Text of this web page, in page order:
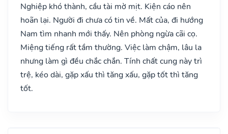
Nghiệp khó thành, cầu tài mờ mịt. Kiện cáo nên
hoãn lại. Người đi chưa có tin về. Mất của, đi hướng
Nam tìm nhanh mới thấy. Nên phòng ngừa cãi cọ.
Miệng tiếng rất tầm thường. Việc làm chậm, lâu la
nhưng làm gì đều chắc chắn. Tính chất cung này trì
trệ, kéo dài, gặp xấu thì tăng xấu, gặp tốt thì tăng
tốt.